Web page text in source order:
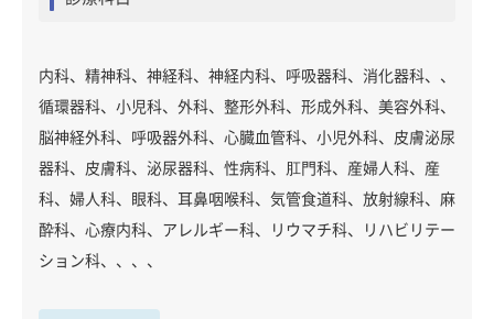
内科、精神科、神経科、神経内科、呼吸器科、消化器科、、
循環器科、小児科、外科、整形外科、形成外科、美容外科、
脳神経外科、呼吸器外科、心臓血管科、小児外科、皮膚泌尿
器科、皮膚科、泌尿器科、性病科、肛門科、産婦人科、産
科、婦人科、眼科、耳鼻咽喉科、気管食道科、放射線科、麻
酔科、心療内科、アレルギー科、リウマチ科、リハビリテー
ション科、、、、